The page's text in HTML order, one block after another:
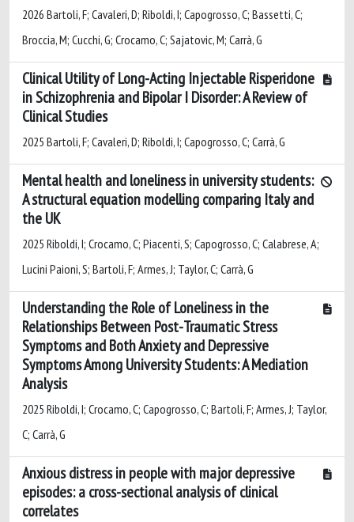
2026 Bartoli, F; Cavaleri, D; Riboldi, I; Capogrosso, C; Bassetti, C;
Broccia, M; Cucchi, G; Crocamo, C; Sajatovic, M; Carrà, G
Clinical Utility of Long-Acting Injectable Risperidone
in Schizophrenia and Bipolar I Disorder: A Review of
Clinical Studies
2025 Bartoli, F; Cavaleri, D; Riboldi, I; Capogrosso, C; Carrà, G
Mental health and loneliness in university students:
A structural equation modelling comparing Italy and
the UK
2025 Riboldi, I; Crocamo, C; Piacenti, S; Capogrosso, C; Calabrese, A;
Lucini Paioni, S; Bartoli, F; Armes, J; Taylor, C; Carrà, G
Understanding the Role of Loneliness in the
Relationships Between Post-Traumatic Stress
Symptoms and Both Anxiety and Depressive
Symptoms Among University Students: A Mediation
Analysis
2025 Riboldi, I; Crocamo, C; Capogrosso, C; Bartoli, F; Armes, J; Taylor,
C; Carrà, G
Anxious distress in people with major depressive
episodes: a cross-sectional analysis of clinical
correlates